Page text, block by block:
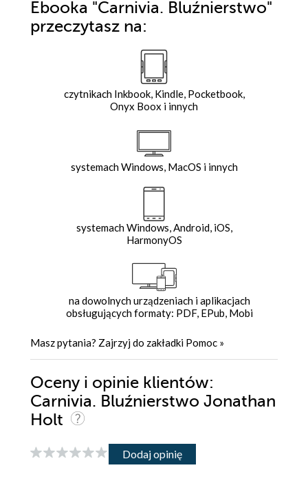
Ebooka "Carnivia. Bluźnierstwo"
przeczytasz na:
czytnikach Inkbook, Kindle, Pocketbook,
Onyx Boox i innych
systemach Windows, MacOS i innych
systemach Windows, Android, iOS,
HarmonyOS
na dowolnych urządzeniach i aplikacjach
obsługujących formaty: PDF, EPub, Mobi
Masz pytania? Zajrzyj do zakładki Pomoc »
Oceny i opinie klientów:
Carnivia. Bluźnierstwo Jonathan
Holt
Dodaj opinię